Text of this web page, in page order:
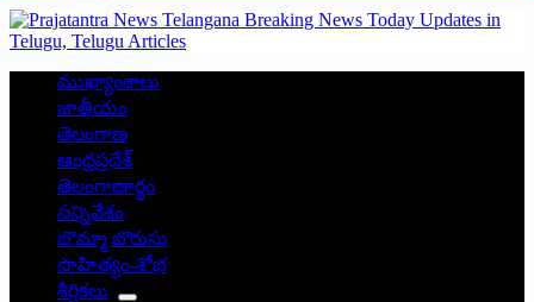
ముఖ్యాంశాలు
జాతీయం
తెలంగాణ
ఆంధ్రప్రదేశ్
తెలంగాణార్థం
సన్నివేశం
బొమ్మా బొరుసు
సాహిత్యం-శోభ
శీర్షికలు